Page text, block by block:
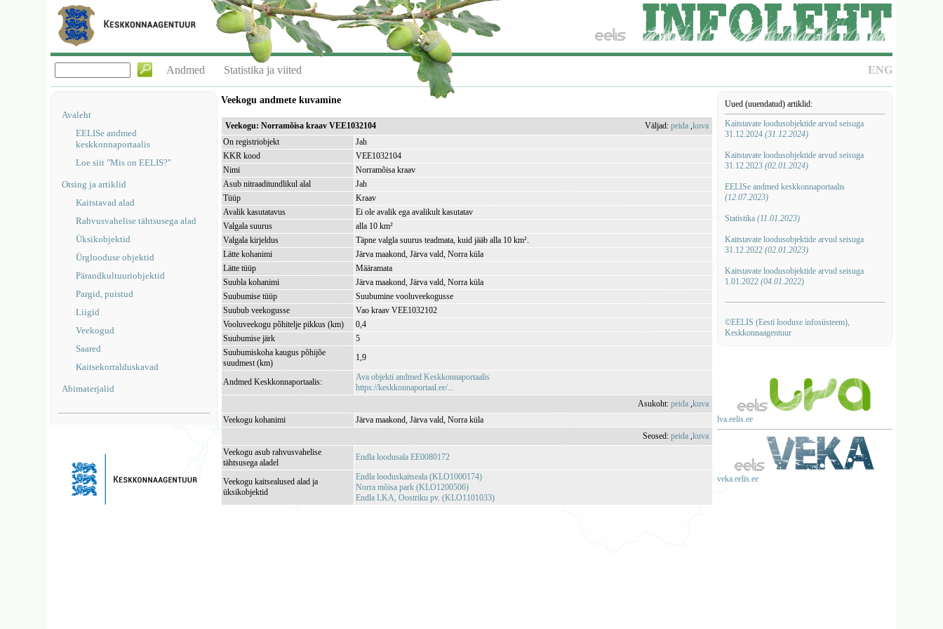
ENG
Andmed Statistika ja viited
Avaleht
EELISe andmed
keskkonnaportaalis
Loe siit "Mis on EELIS?"
Otsing ja artiklid
Kaitstavad alad
Rahvusvahelise tähtsusega alad
Üksikobjektid
Ürglooduse objektid
Pärandkultuuriobjektid
Pargid, puistud
Liigid
Veekogud
Saared
Kaitsekorralduskavad
Abimaterjalid
Uued (uuendatud) artiklid:
Kaitstavate loodusobjektide arvud seisuga
31.12.2024 (31.12.2024)
Kaitstavate loodusobjektide arvud seisuga
31.12.2023 (02.01.2024)
EELISe andmed keskkonnaportaalis
(12.07.2023)
Statistika (11.01.2023)
Kaitstavate loodusobjektide arvud seisuga
31.12.2022 (02.01.2023)
Kaitstavate loodusobjektide arvud seisuga
1.01.2022 (04.01.2022)
©EELIS (Eesti looduse infosüsteem),
Keskkonnaagentuur
lva.eelis.ee
veka.eelis.ee
Veekogu andmete kuvamine
Veekogu: Norramõisa kraav VEE1032104 Väljad:peida ,kuva
On registriobjekt
Jah
KKR kood
VEE1032104
Nimi
Norramõisa kraav
Asub nitraaditundlikul alal
Jah
Tüüp
Kraav
Avalik kasutatavus
Ei ole avalik ega avalikult kasutatav
Valgala suurus
alla 10 km²
Valgala kirjeldus
Täpne valgla suurus teadmata, kuid jääb alla 10 km².
Lätte kohanimi
Järva maakond, Järva vald, Norra küla
Lätte tüüp
Määramata
Suubla kohanimi
Järva maakond, Järva vald, Norra küla
Suubumise tüüp
Suubumine vooluveekogusse
Suubub veekogusse
Vao kraav VEE1032102
Vooluveekogu põhitelje pikkus (km)
0,4
Suubumise järk
5
Suubumiskoha kaugus põhijõe
suudmest (km)
1,9
Andmed Keskkonnaportaalis:
Ava objekti andmed Keskkonnaportaalis
https://keskkonnaportaal.ee/...
Asukoht:peida ,kuva
Veekogu kohanimi
Järva maakond, Järva vald, Norra küla
Seosed:peida ,kuva
Veekogu asub rahvusvahelise
tähtsusega aladel
Endla loodusala EE0080172
Veekogu kaitsealused alad ja
üksikobjektid
Endla looduskaitseala (KLO1000174)
Norra mõisa park (KLO1200506)
Endla LKA, Oostriku pv. (KLO1101033)